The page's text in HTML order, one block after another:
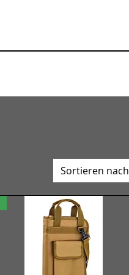
Sortieren nach